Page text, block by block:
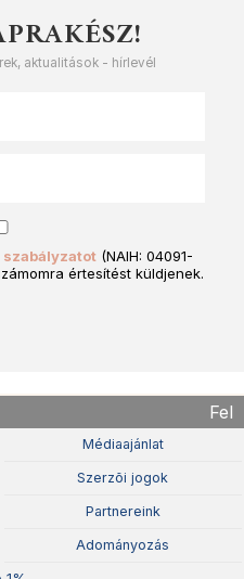
aktualitások - hírlevél
(NAIH: 04091-
értesítést küldjenek.
Fel
Médiaajánlat
Szerzõi jogok
Partnereink
Adományozás